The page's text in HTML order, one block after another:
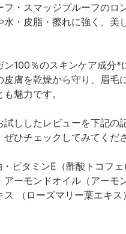
フ・スマッジプルーフのロ
水・皮脂・擦れに強く、美
ン100％のスキンケア成分*
皮膚を乾燥から守り、眉毛
魅力です。
試ししたレビューを下記の
ぜひチェックしてみてくだ
ビタミンE（酢酸トコフェ
アーモンドオイル（アーモ
ス （ローズマリー葉エキス